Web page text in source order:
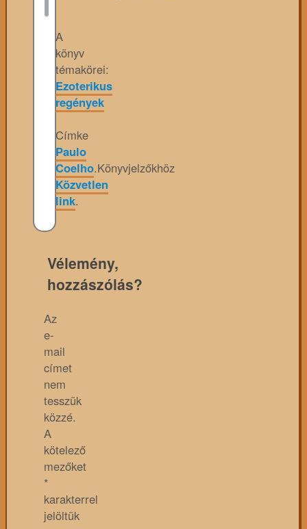
A
könyv
témakörei:
Ezoterikus
regények
Címke
Paulo
Coelho.Könyvjelzőkhöz
Közvetlen
link.
Vélemény,
hozzászólás?
Az
e-
mail
címet
nem
tesszük
közzé.
A
kötelező
mezőket
*
karakterrel
jelöltük